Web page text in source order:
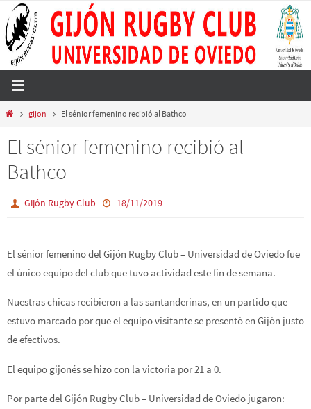
al
contenido
Iniciogijon El sénior femenino recibió al Bathco
El sénior femenino recibió al
Bathco
Gijón Rugby Club 18/11/2019
El sénior femenino del Gijón Rugby Club – Universidad de Oviedo fue
el único equipo del club que tuvo actividad este fin de semana.
Nuestras chicas recibieron a las santanderinas, en un partido que
estuvo marcado por que el equipo visitante se presentó en Gijón justo
de efectivos.
El equipo gijonés se hizo con la victoria por 21 a 0.
Por parte del Gijón Rugby Club – Universidad de Oviedo jugaron: